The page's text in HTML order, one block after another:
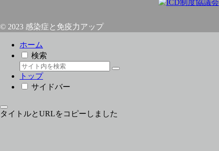
© 2023 感染症と免疫力アップ
ホーム
検索
トップ
サイドバー
タイトルとURLをコピーしました